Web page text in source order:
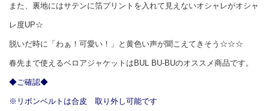
また、裏地にはサテンに箔プリントを入れて見えないオシャレがオシャ
レ度UP☆
脱いだ時に「わぁ！可愛い！」と黄色い声が聞こえてきそう☆☆☆
春先まで使えるベロアジャケットはBUL BU-BUのオススメ商品です。
◆ご確認◆
※リボンベルトは合皮 取り外し可能です